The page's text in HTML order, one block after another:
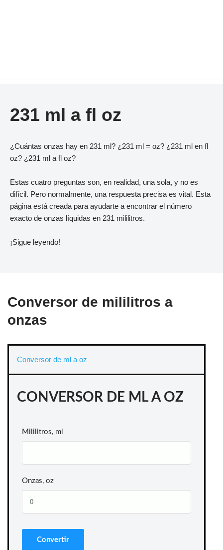
231 ml a fl oz
¿Cuántas onzas hay en 231 ml? ¿231 ml = oz? ¿231 ml en fl
oz? ¿231 ml a fl oz?
Estas cuatro preguntas son, en realidad, una sola, y no es
difícil. Pero normalmente, una respuesta precisa es vital. Esta
página está creada para ayudarte a encontrar el número
exacto de onzas líquidas en 231 mililitros.
¡Sigue leyendo!
Conversor de mililitros a
onzas
Conversor de ml a oz
CONVERSOR DE ML A OZ
Mililitros, ml
Onzas, oz